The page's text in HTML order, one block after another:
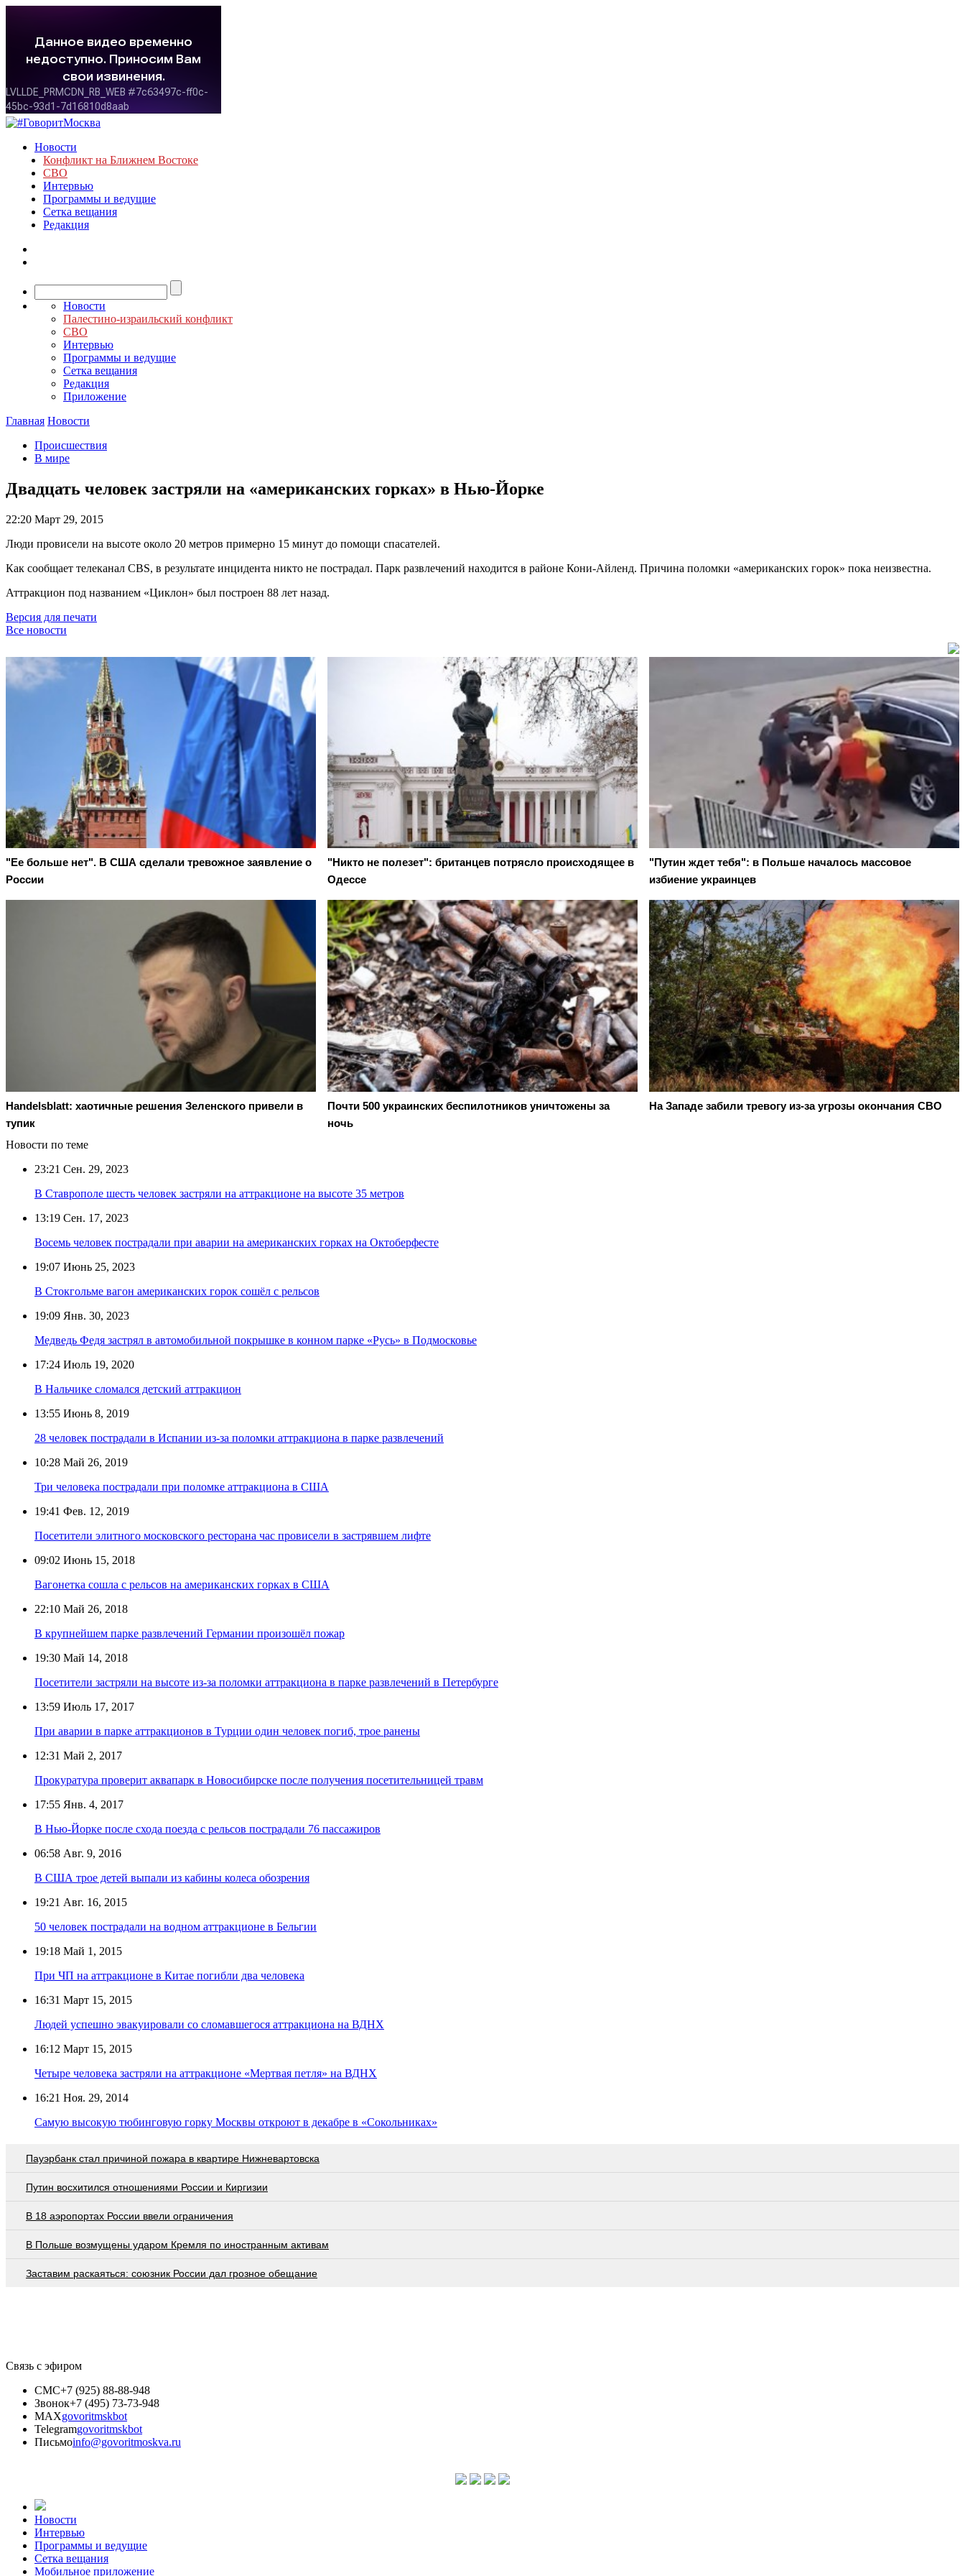
Новости
Конфликт на Ближнем Востоке
СВО
Интервью
Программы и ведущие
Сетка вещания
Редакция
Новости
Палестино-израильский конфликт
СВО
Интервью
Программы и ведущие
Сетка вещания
Редакция
Приложение
Главная Новости
Происшествия
В мире
Двадцать человек застряли на «американских горках» в Нью-Йорке
22:20 Март 29, 2015
Люди провисели на высоте около 20 метров примерно 15 минут до помощи спасателей.
Как сообщает телеканал CBS, в результате инцидента никто не пострадал. Парк развлечений находится в районе Кони-Айленд. Причина поломки «американских горок» пока неизвестна.
Аттракцион под названием «Циклон» был построен 88 лет назад.
Версия для печати
Все новости
"Ее больше нет". В США сделали тревожное заявление о
России
"Никто не полезет": британцев потрясло происходящее в
Одессе
"Путин ждет тебя": в Польше началось массовое
избиение украинцев
Handelsblatt: хаотичные решения Зеленского привели в
тупик
Почти 500 украинских беспилотников уничтожены за
ночь
На Западе забили тревогу из-за угрозы окончания СВО
Новости по теме
23:21 Сен. 29, 2023
В Ставрополе шесть человек застряли на аттракционе на высоте 35 метров
13:19 Сен. 17, 2023
Восемь человек пострадали при аварии на американских горках на Октоберфесте
19:07 Июнь 25, 2023
В Стокгольме вагон американских горок сошёл с рельсов
19:09 Янв. 30, 2023
Медведь Федя застрял в автомобильной покрышке в конном парке «Русь» в Подмосковье
17:24 Июль 19, 2020
В Нальчике сломался детский аттракцион
13:55 Июнь 8, 2019
28 человек пострадали в Испании из-за поломки аттракциона в парке развлечений
10:28 Май 26, 2019
Три человека пострадали при поломке аттракциона в США
19:41 Фев. 12, 2019
Посетители элитного московского ресторана час провисели в застрявшем лифте
09:02 Июнь 15, 2018
Вагонетка сошла с рельсов на американских горках в США
22:10 Май 26, 2018
В крупнейшем парке развлечений Германии произошёл пожар
19:30 Май 14, 2018
Посетители застряли на высоте из-за поломки аттракциона в парке развлечений в Петербурге
13:59 Июль 17, 2017
При аварии в парке аттракционов в Турции один человек погиб, трое ранены
12:31 Май 2, 2017
Прокуратура проверит аквапарк в Новосибирске после получения посетительницей травм
17:55 Янв. 4, 2017
В Нью-Йорке после схода поезда с рельсов пострадали 76 пассажиров
06:58 Авг. 9, 2016
В США трое детей выпали из кабины колеса обозрения
19:21 Авг. 16, 2015
50 человек пострадали на водном аттракционе в Бельгии
19:18 Май 1, 2015
При ЧП на аттракционе в Китае погибли два человека
16:31 Март 15, 2015
Людей успешно эвакуировали со сломавшегося аттракциона на ВДНХ
16:12 Март 15, 2015
Четыре человека застряли на аттракционе «Мертвая петля» на ВДНХ
16:21 Ноя. 29, 2014
Самую высокую тюбинговую горку Москвы откроют в декабре в «Сокольниках»
Пауэрбанк стал причиной пожара в квартире Нижневартовска
Путин восхитился отношениями России и Киргизии
В 18 аэропортах России ввели ограничения
В Польше возмущены ударом Кремля по иностранным активам
Заставим раскаяться: союзник России дал грозное обещание
Связь с эфиром
СМС+7 (925) 88-88-948
Звонок+7 (495) 73-73-948
MAXgovoritmskbot
Telegramgovoritmskbot
Письмоinfo@govoritmoskva.ru
Новости
Интервью
Программы и ведущие
Сетка вещания
Мобильное приложение